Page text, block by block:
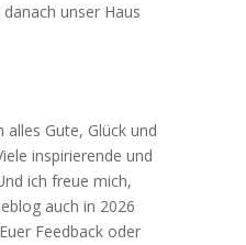
unser Haus
alles Gute, Glück und
inspirierende und
ich freue mich,
auch in 2026
Feedback oder